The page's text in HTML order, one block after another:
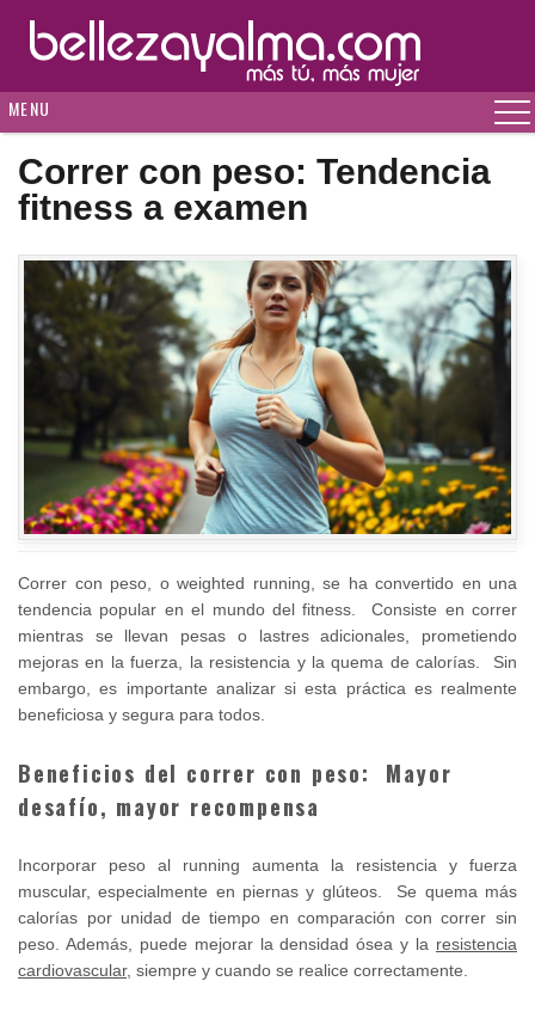
MENU
Correr con peso: Tendencia
fitness a examen
Correr con peso, o weighted running, se ha convertido en una
tendencia popular en el mundo del fitness. Consiste en correr
mientras se llevan pesas o lastres adicionales, prometiendo
mejoras en la fuerza, la resistencia y la quema de calorías. Sin
embargo, es importante analizar si esta práctica es realmente
beneficiosa y segura para todos.
Beneficios del correr con peso: Mayor
desafío, mayor recompensa
Incorporar peso al running aumenta la resistencia y fuerza
muscular, especialmente en piernas y glúteos. Se quema más
calorías por unidad de tiempo en comparación con correr sin
peso. Además, puede mejorar la densidad ósea y la resistencia
cardiovascular, siempre y cuando se realice correctamente.